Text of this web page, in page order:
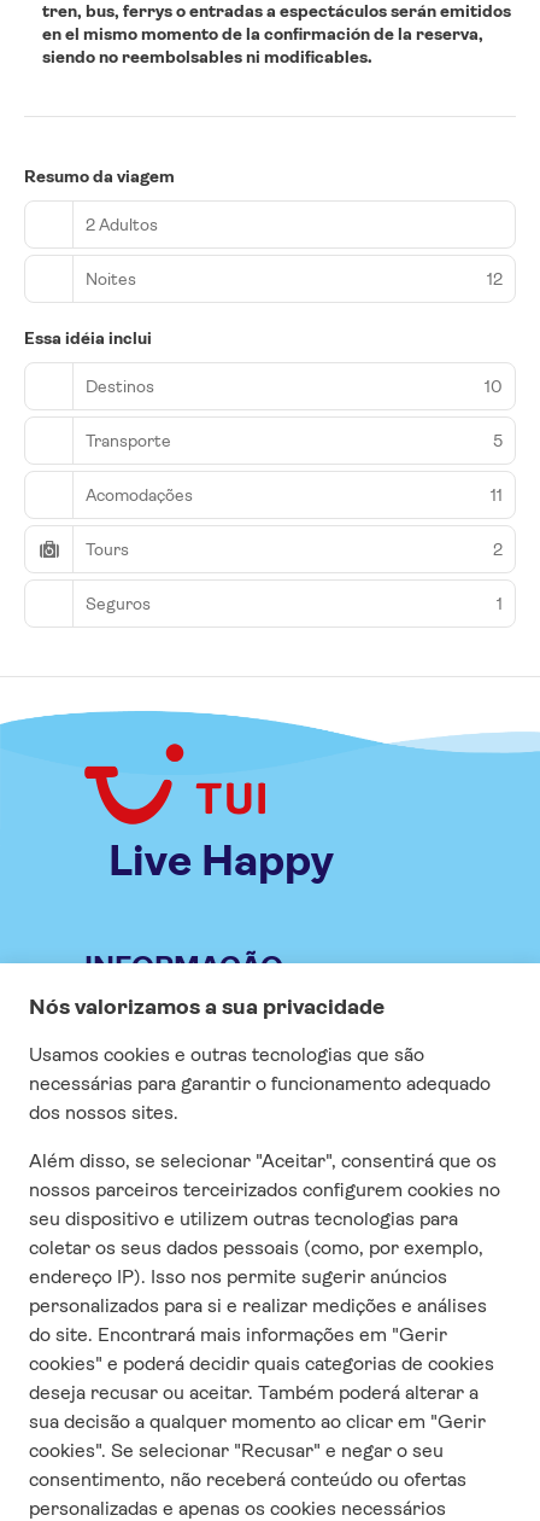
tren, bus, ferrys o entradas a espectáculos serán emitidos
en el mismo momento de la confirmación de la reserva,
siendo no reembolsables ni modificables.
Resumo da viagem
2 Adultos
Noites 12
Essa idéia inclui
Destinos 10
Transporte 5
Acomodações 11
Tours 2
Seguros 1
Live Happy
INFORMAÇÃO
Vistos
Seguro
Contrato e condições gerais
CONTACTO
Quem somos
Contacta-nos
Responsabilidade Social Corporativa
Condições e termos de uso
Trabalha conosco